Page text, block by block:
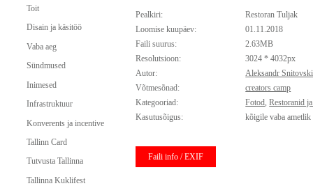
Toit
Disain ja käsitöö
Vaba aeg
Sündmused
Inimesed
Infrastruktuur
Konverents ja incentive
Tallinn Card
Tutvusta Tallinna
Tallinna Kuklifest
Pealkiri:
Restoran Tuljak
Loomise kuupäev:
01.11.2018
Faili suurus:
2.63MB
Resolutsioon:
3024 * 4032px
Autor:
Aleksandr
Võtmesõnad:
creators camp
Kategooriad:
Fotod,Restoranid
Kasutusõigus:
kõigile vaba
Faili info / EXIF